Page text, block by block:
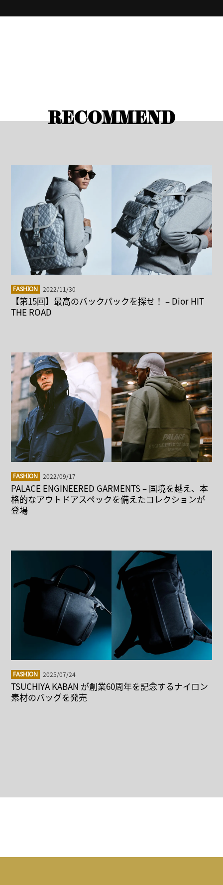
RECOMMEND
FASHION 2022/11/30
【第15回】最高のバックパックを探せ！ – Dior HIT
THE ROAD
FASHION 2022/09/17
PALACE ENGINEERED GARMENTS – 国境を越え、本
格的なアウトドアスペックを備えたコレクションが
登場
FASHION 2025/07/24
TSUCHIYA KABAN が創業60周年を記念するナイロン
素材のバッグを発売